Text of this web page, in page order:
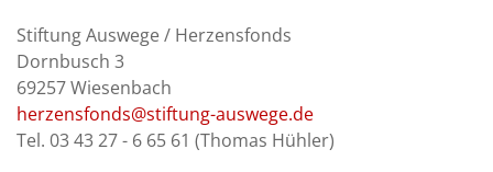
Stiftung Auswege / Herzensfonds
Dornbusch 3
69257 Wiesenbach
herzensfonds@stiftung-auswege.de
Tel. 03 43 27 - 6 65 61 (Thomas Hühler)